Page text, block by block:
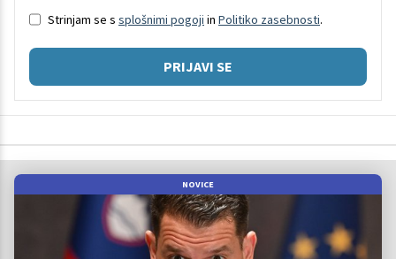
Strinjam se s splošnimi pogoji in Politiko zasebnosti.
PRIJAVI SE
NOVICE